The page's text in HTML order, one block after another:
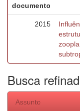
documento
2015
Busca
Assunto